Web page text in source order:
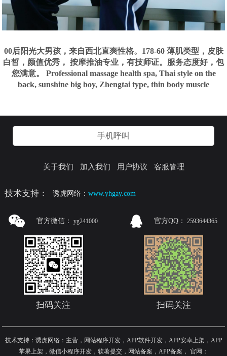
00后阳光大男孩，来自西北直爽性格。178-60 薄肌类型，皮肤
白皙，颜值优秀， 按摩推油专业，有技师证。服务态度好，包
您满意。 Professional massage health spa, Thai style on the
back, sunshine big boy, Zhengtai type, thin body muscle
手机呼叫
关于我们 加入我们 用户协议 客服管理
技术支持： 诱虎网络：www.yhgay.com
官方微信： yg241000
扫码关注
官方QQ： 2593644365
扫码关注
技术支持：诱虎网络：主营，网站程序开发，APP软件开发，APP安卓上架，APP
苹果上架，微信小程序开发，软著提交，网站备案，APP备案 ， 官网：